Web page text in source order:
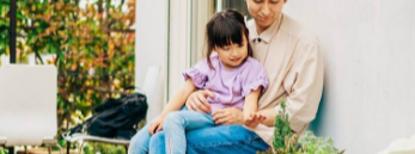
新的な素材として注目されています。天
欠です。一方で、高耐久人工木は、特
性や耐紫外線性に優れているため、屋外
が期待されており、森林資源の保護や